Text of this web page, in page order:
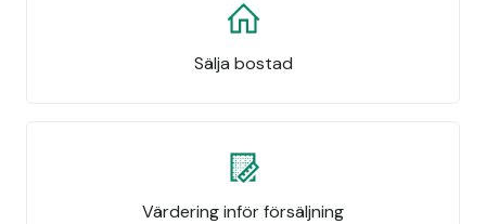
Sälja bostad
Värdering inför försäljning